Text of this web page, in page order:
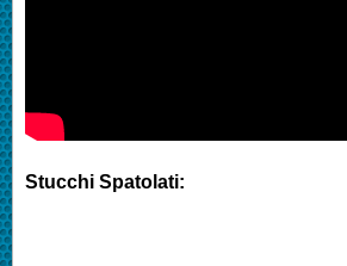
Stucchi Spatolati: